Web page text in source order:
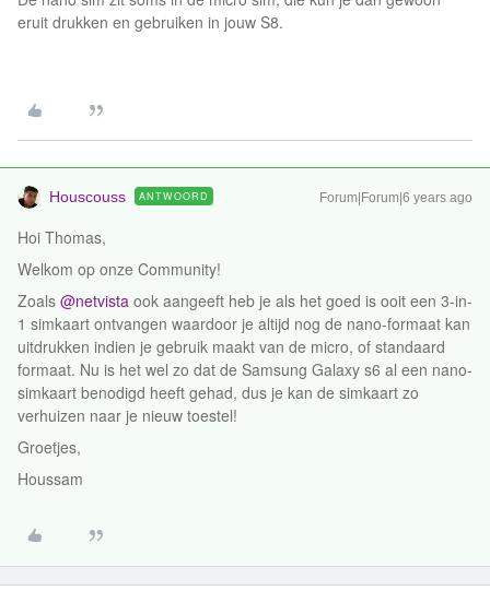
eruit drukken en gebruiken in jouw S8.
Houscouss ANTWOORD Forum|Forum|6 years ago
Hoi Thomas,
Welkom op onze Community!
Zoals @netvista ook aangeeft heb je als het goed is ooit een 3-in-
1 simkaart ontvangen waardoor je altijd nog de nano-formaat kan
uitdrukken indien je gebruik maakt van de micro, of standaard
formaat. Nu is het wel zo dat de Samsung Galaxy s6 al een nano-
simkaart benodigd heeft gehad, dus je kan de simkaart zo
verhuizen naar je nieuw toestel!
Groetjes,
Houssam